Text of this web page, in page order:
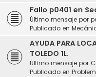
Fallo p0401 en
Último mensaje por
Publicado en
AYUDA PARA
TOLEDO 1L.
Último mensaje por
Publicado en